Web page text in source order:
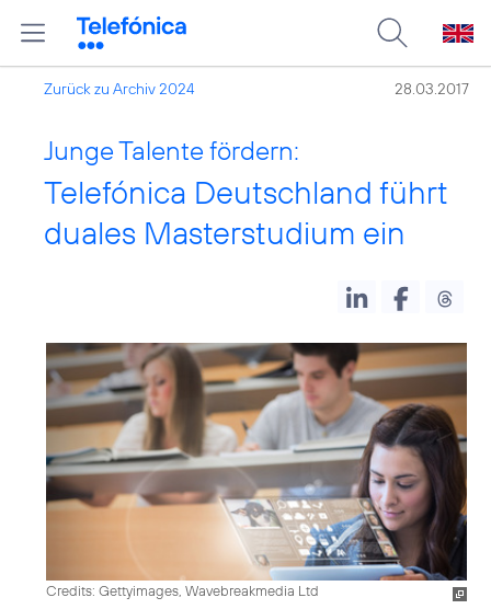
Zurück zu Archiv 2024 28.03.2017
Junge Talente fördern:
Telefónica Deutschland führt
duales Masterstudium ein
Credits: Gettyimages, Wavebreakmedia Ltd